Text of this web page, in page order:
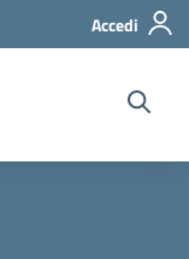
Accedi